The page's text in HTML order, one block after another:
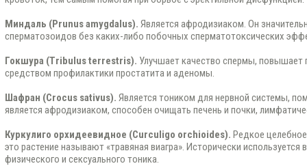
Миндаль (Prunus amygdalus). Является афродизиаком. Он
сперматозоидов без каких-либо побочных сперматотоксических
Гокшура (Tribulus terrestris). Улучшает качество спермы,
средством профилактики простатита и аденомы.
Шафран (Crocus sativus). Является тоником для нервной системы,
является афродизиаком, способен очищать печень и почки,
Куркулиго орхидеевидное (Curculigo orchioides). Редкое
это растение называют «травяная виагра». Исторически используется
физического и сексуального тоника.